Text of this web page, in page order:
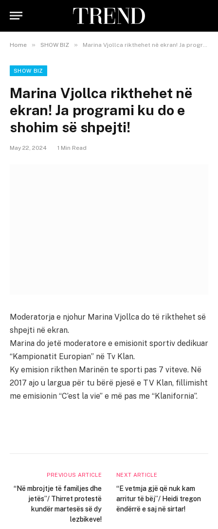
Home » SHOW BIZ » Marina Vjollca rikthehet në ekran! Ja programi ku do e shohim së shpejti!
SHOW BIZ
Marina Vjollca rikthehet në
ekran! Ja programi ku do e
shohim së shpejti!
May 22, 2024 1 Min Read
Moderatorja e njohur Marina Vjollca do të rikthehet së
shpejti në ekran.
Marina do jetë moderatore e emisionit sportiv dedikuar
“Kampionatit Europian” në Tv Klan.
Ky emision rikthen Marinën te sporti pas 7 viteve. Në
2017 ajo u largua për tu bërë pjesë e TV Klan, fillimisht
me emisionin “C’est la vie” e më pas me “Klanifornia”.
PREVIOUS ARTICLE
“Në mbrojtje të familjes dhe
jetës”/ Thirret protestë
kundër martesës së dy
lezbikeve!
NEXT ARTICLE
“E vetmja gjë që nuk kam
arritur të bëj”/ Heidi tregon
ëndërrë e saj në sirtar!